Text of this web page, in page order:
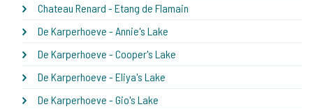
Chateau Renard - Etang de Flamain
De Karperhoeve - Annie's Lake
De Karperhoeve - Cooper's Lake
De Karperhoeve - Eliya's Lake
De Karperhoeve - Gio's Lake